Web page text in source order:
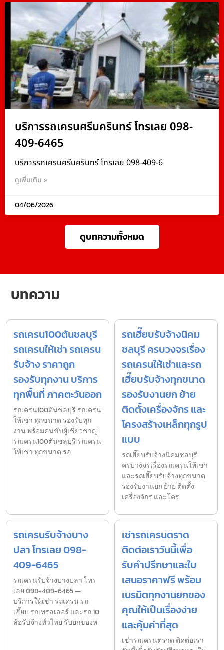
บริการรถเครนศรีนครินทร์ โทรเลย 098-
409-6465
บริการรถเครนศรีนครินทร์ โทรเลย 098-409-6
ดูเพิ่มเติม »
04/06/2026
ดูบทความทั้งหมด
บทความ
รถเครน100ตันชลบุรี
รถเครนให้เช่า รถเครน
รับจ้าง ราคาถูก
รองรับทุกงาน บริการ
ทุกพื้นที่ ภาคตะวันออก
รถเครน100ตันชลบุรี รถเครน
ให้เช่า ทุกขนาด รองรับทุก
งาน พร้อมคนขับผู้เชี่ยวชาญ
รถเครน100ตันชลบุรี รถเครน
ให้เช่า ทุกขนาด รอ
รถเฮี๊ยบรับจ้างนิคม
ชลบุรี ครบวงจรเรื่อง
รถเครนให้เช่าและรถ
เฮี๊ยบรับจ้างทุกขนาด
รองรับงานยก ย้าย
ติดตั้งเครื่องจักร และ
โครงสร้างเหล็กทุกรูป
แบบ
รถเฮี๊ยบรับจ้างนิคมชลบุรี
ครบวงจรเรื่องรถเครนให้เช่า
และรถเฮี๊ยบรับจ้างทุกขนาด
รองรับงานยก ย้าย ติดตั้ง
เครื่องจักร และโคร
รถเครนรับจ้างบาง
ปลา โทรเลย 098-
409-6465
รถเครนรับจ้างบางปลา โทร
เลย 098-409-6465 —
บริการให้เช่า รถเครน รถ
เฮี๊ยบ รถเทรลเลอร์ และรถ 10
ล้อรับจ้างทั่วไทย รับยกของห
เช่ารถเครนตราด
ติดต่อเราวันนี้เพื่อ
รับคำปรึกษาและใบ
เสนอราคาฟรี พร้อม
เนรมิตทุกงานยกของ
คุณให้เป็นเรื่องง่าย
และคุ้มค่าที่สุด
เช่ารถเครนตราด ติดต่อเรา